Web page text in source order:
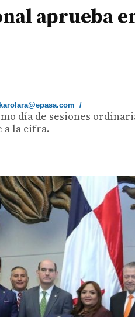
aprueba
karolara@epasa.com /
día de sesiones
a la cifra.